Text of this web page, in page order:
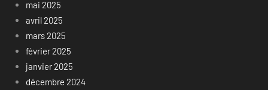
mai 2025
avril 2025
mars 2025
février 2025
janvier 2025
décembre 2024